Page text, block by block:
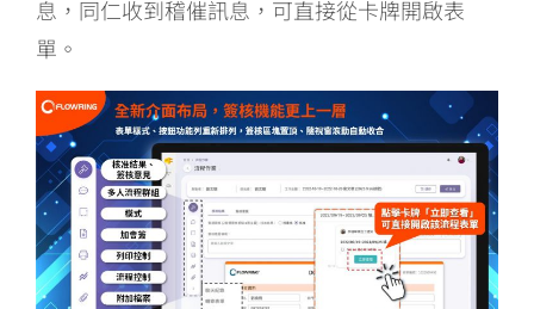
息，同仁收到稽催訊息，可直接從卡牌開啟表
單。